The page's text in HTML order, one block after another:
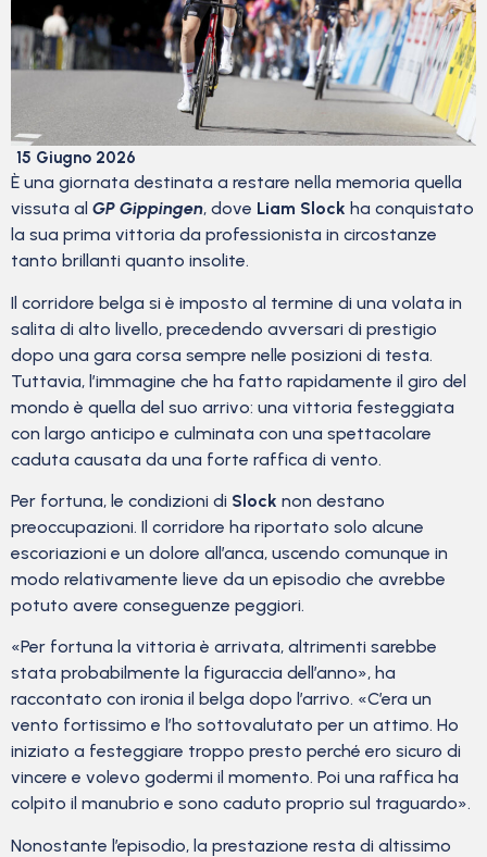
15 Giugno 2026
È una giornata destinata a restare nella memoria quella
vissuta al GP Gippingen, dove Liam Slock ha conquistato
la sua prima vittoria da professionista in circostanze
tanto brillanti quanto insolite.
Il corridore belga si è imposto al termine di una volata in
salita di alto livello, precedendo avversari di prestigio
dopo una gara corsa sempre nelle posizioni di testa.
Tuttavia, l’immagine che ha fatto rapidamente il giro del
mondo è quella del suo arrivo: una vittoria festeggiata
con largo anticipo e culminata con una spettacolare
caduta causata da una forte raffica di vento.
Per fortuna, le condizioni di Slock non destano
preoccupazioni. Il corridore ha riportato solo alcune
escoriazioni e un dolore all’anca, uscendo comunque in
modo relativamente lieve da un episodio che avrebbe
potuto avere conseguenze peggiori.
«Per fortuna la vittoria è arrivata, altrimenti sarebbe
stata probabilmente la figuraccia dell’anno», ha
raccontato con ironia il belga dopo l’arrivo. «C’era un
vento fortissimo e l’ho sottovalutato per un attimo. Ho
iniziato a festeggiare troppo presto perché ero sicuro di
vincere e volevo godermi il momento. Poi una raffica ha
colpito il manubrio e sono caduto proprio sul traguardo».
Nonostante l’episodio, la prestazione resta di altissimo